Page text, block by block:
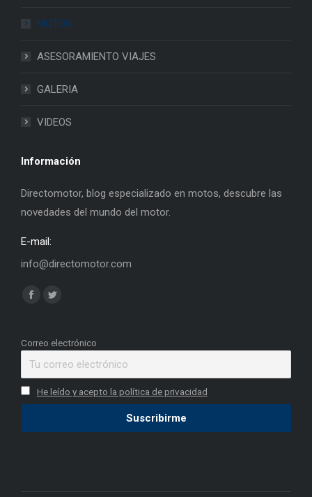
MOTOS
ASESORAMIENTO VIAJES
GALERIA
VIDEOS
Información
Directomotor, blog especializado en motos, descubre las
novedades del mundo del motor.
E-mail:
info@directomotor.com
Find us on:
Facebook
opens
window
Twitter
opens
window
Correo electrónico
He leído y acepto la política de privacidad